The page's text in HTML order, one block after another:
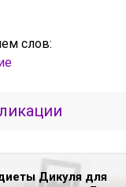
слов:
Дикуля для